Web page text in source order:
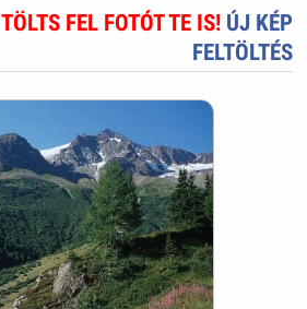
TÖLTS FEL FOTÓT TE IS! ÚJ KÉP
FELTÖLTÉS